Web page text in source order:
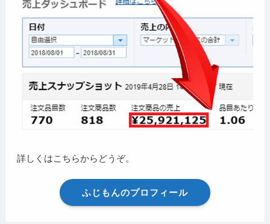
詳しくはこちらからどうぞ。
ふじもんのプロフィール